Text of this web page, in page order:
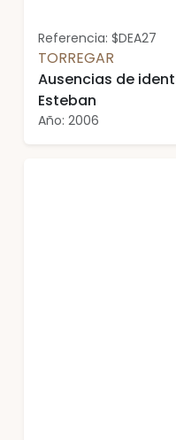
Referencia: $DEA27
TORREGAR
Ausencias de
Esteban
Año: 2006